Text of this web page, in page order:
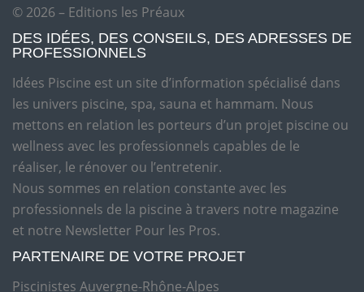
© 2026 – Editions les Préaux
DES IDÉES, DES CONSEILS, DES ADRESSES DE
PROFESSIONNELS
Idées Piscine est un site d’information spécialisé dans
les univers piscine, spa, sauna et hammam. Nous
mettons en relation les porteurs d’un projet piscine ou
wellness avec les professionnels capables de le
réaliser, le rénover ou l’entretenir.
Nous sommes en relation constante avec les
professionnels de la piscine à travers notre magazine
et notre Newsletter Pour les Pros.
PARTENAIRE DE VOTRE PROJET
Piscinistes Auvergne-Rhône-Alpes